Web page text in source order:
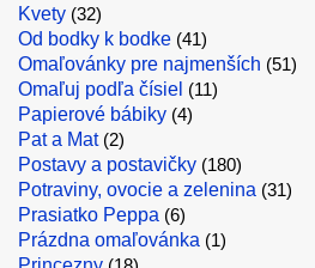
Kvety (32)
Od bodky k bodke (41)
Omaľovánky pre najmenších (51)
Omaľuj podľa čísiel (11)
Papierové bábiky (4)
Pat a Mat(2)
Postavy a postavičky (180)
Potraviny, ovocie a zelenina (31)
Prasiatko Peppa (6)
Prázdna omaľovánka (1)